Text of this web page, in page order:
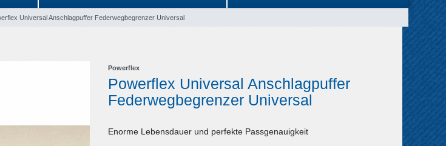
Universal Anschlagpuffer Federwegbegrenzer Universal
Powerflex
Powerflex Universal Anschlagpuffer
Federwegbegrenzer Universal
Enorme Lebensdauer und perfekte Passgenauigkeit